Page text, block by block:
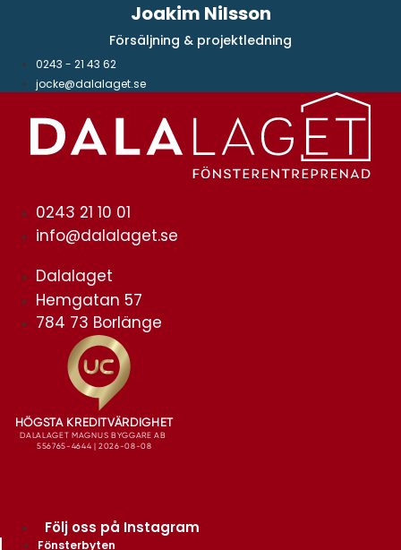
Joakim Nilsson
Försäljning & projektledning
0243 - 21 43 62
jocke@dalalaget.se
0243 21 10 01
info@dalalaget.se
Dalalaget
Hemgatan 57
784 73 Borlänge
Följ oss på Instagram
Fönsterbyten